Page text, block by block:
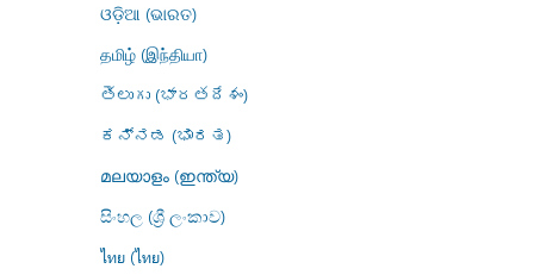
ଓଡ଼ିଆ (ଭାରତ)
தமிழ் (இந்தியா)
తెలుగు (భారతదేశం)
ಕನ್ನಡ (ಭಾರತ)
മലയാളം (ഇന്ത്യ)
සිංහල (ශ්‍රී ලංකාව)
ไทย (ไทย)